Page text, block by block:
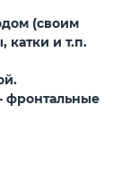
(своим
катки и т.п.
фронтальные